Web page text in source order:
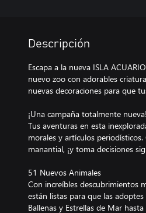
Descripción
Escapa a la nueva ISLA
nuevo zoo con adorables
nuevas decoraciones para que
¡Una campaña totalmente nueva!
Tus aventuras en esta
morales y artículos
manantial, ¡y toma decisiones
51 Nuevos Animales
Con increíbles descubrimientos
están listas para que las
Ballenas y Estrellas de Mar